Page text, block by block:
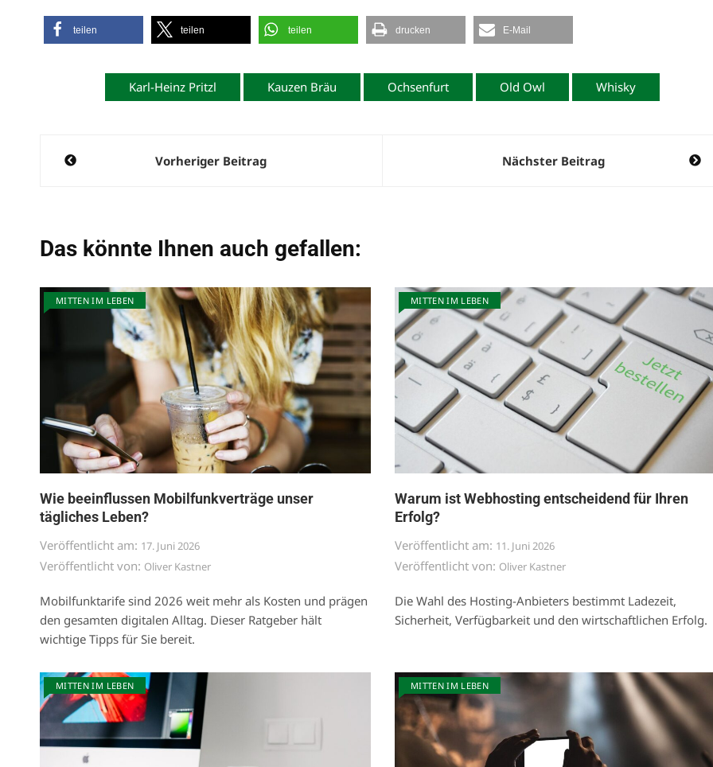
teilen teilen teilen drucken E-Mail
Karl-Heinz Pritzl Kauzen Bräu Ochsenfurt Old Owl Whisky
Beitragsnavigation
Vorheriger Beitrag Nächster Beitrag
Das könnte Ihnen auch gefallen:
MITTEN IM LEBEN
Wie beeinflussen Mobilfunkverträge unser
tägliches Leben?
Veröffentlicht am: 17. Juni 2026
Veröffentlicht von: Oliver Kastner
Mobilfunktarife sind 2026 weit mehr als Kosten und prägen
den gesamten digitalen Alltag. Dieser Ratgeber hält
wichtige Tipps für Sie bereit.
MITTEN IM LEBEN
Warum ist Webhosting entscheidend für Ihren
Erfolg?
Veröffentlicht am: 11. Juni 2026
Veröffentlicht von: Oliver Kastner
Die Wahl des Hosting-Anbieters bestimmt Ladezeit,
Sicherheit, Verfügbarkeit und den wirtschaftlichen Erfolg.
MITTEN IM LEBEN MITTEN IM LEBEN